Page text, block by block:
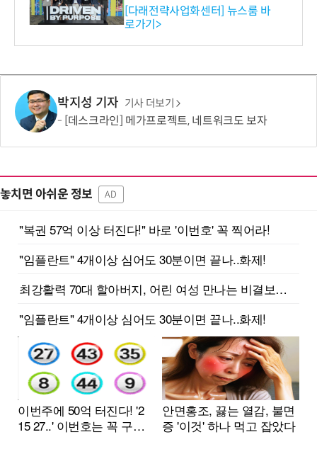
와의 비즈니스 미팅 지원…K
-바이오 해외 진출 교두보 확
보
[다래전략사업화센터] 뉴스룸 바
로가기>
박지성 기자 기사 더보기
[데스크라인] 메가프로젝트, 네트워크도 보자
놓치면 아쉬운 정보 AD